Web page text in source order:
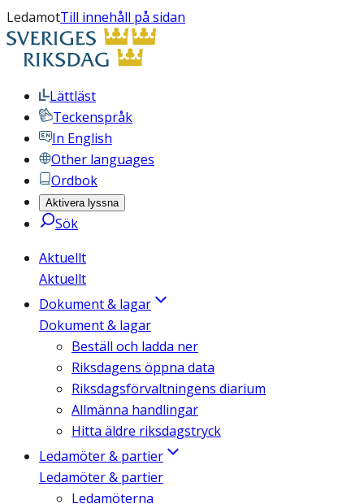
LedamotTill innehåll på sidan
Lättläst
Teckenspråk
In English
Other languages
Ordbok
Aktivera lyssna
Sök
Aktuellt
Aktuellt
Dokument & lagar
Dokument & lagar
Beställ och ladda ner
Riksdagens öppna data
Riksdagsförvaltningens diarium
Allmänna handlingar
Hitta äldre riksdagstryck
Ledamöter & partier
Ledamöter & partier
Ledamöterna